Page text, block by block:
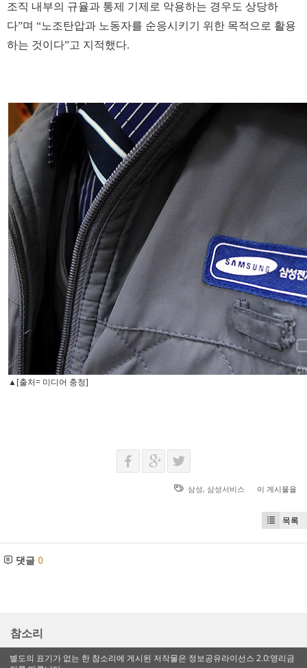
조직 내부의 규율과 통제 기제로 악용하는 경우도 상당하
다”며 “노조탄압과 노동자를 순응시키기 위한 목적으로 활용
하는 것이다”고 지적했다.
▲[출처= 미디어 충청]
삼성, 삼성서비스 이 게시물을
목록
댓글 0
참소리
별도의 표기가 없는 한 참소리에 게시된 저작물은 정보공유라이선스 2.0:영리금